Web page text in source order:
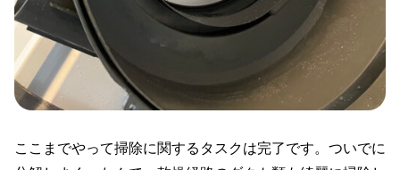
ここまでやって掃除に関するタスクは完了です。ついでに